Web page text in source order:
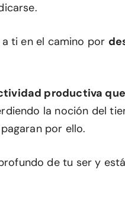
ti en el camino por
productiva
la noción del
por ello.
de tu ser y